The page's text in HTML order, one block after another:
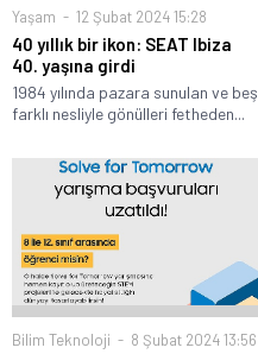
Yaşam 12 Şubat 2024 15:28
40 yıllık bir ikon: SEAT Ibiza
40. yaşına girdi
1984 yılında pazara sunulan ve beş
farklı nesliyle gönülleri fetheden...
Bilim Teknoloji 8 Şubat 2024 13:56